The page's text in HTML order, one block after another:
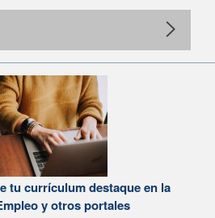
tu currículum destaque en la
y otros portales